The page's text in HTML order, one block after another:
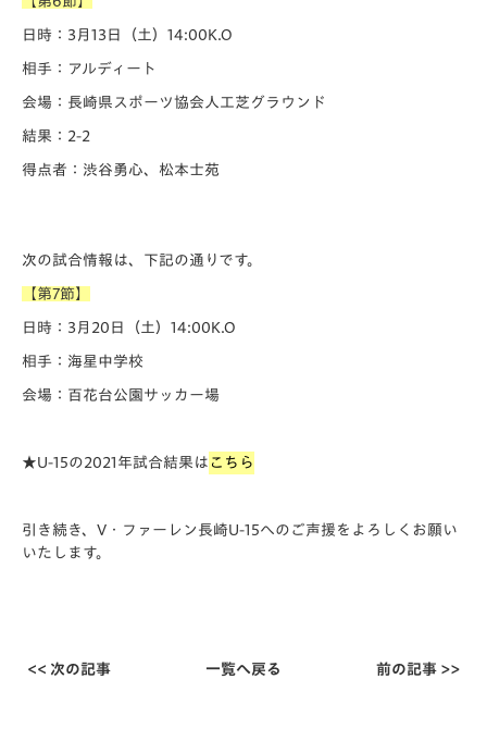
日時：3月13日（土）14:00K.O
相手：アルディート
会場：長崎県スポーツ協会人工芝グラウンド
結果：2-2
得点者：渋谷勇心、松本士苑
次の試合情報は、下記の通りです。
【第7節】
日時：3月20日（土）14:00K.O
相手：海星中学校
会場：百花台公園サッカー場
★U-15の2021年試合結果は こちら
引き続き、V・ファーレン長崎U-15へのご声援をよろしくお願い
いたします。
<< 次の記事 一覧へ戻る 前の記事 >>